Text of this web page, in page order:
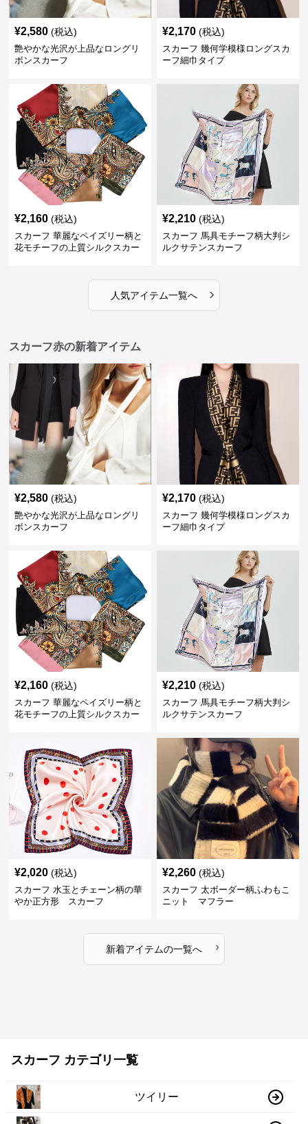
¥2,580 (税込)
艶やかな光沢が上品なロングリ
ボンスカーフ
¥2,170 (税込)
スカーフ 幾何学模様ロングスカ
ーフ細巾タイプ
¥2,160 (税込)
スカーフ 華麗なペイズリー柄と
花モチーフの上質シルクスカー
¥2,210 (税込)
スカーフ 馬具モチーフ柄大判シ
ルクサテンスカーフ
人気アイテム一覧へ ›
スカーフ赤の新着アイテム
¥2,580 (税込)
艶やかな光沢が上品なロングリ
ボンスカーフ
¥2,170 (税込)
スカーフ 幾何学模様ロングスカ
ーフ細巾タイプ
¥2,160 (税込)
スカーフ 華麗なペイズリー柄と
花モチーフの上質シルクスカー
¥2,210 (税込)
スカーフ 馬具モチーフ柄大判シ
ルクサテンスカーフ
¥2,020 (税込)
スカーフ 水玉とチェーン柄の華
やか正方形 スカーフ
¥2,260 (税込)
スカーフ 太ボーダー柄ふわもこ
ニット マフラー
新着アイテムの一覧へ ›
スカーフ カテゴリ一覧
ツイリー